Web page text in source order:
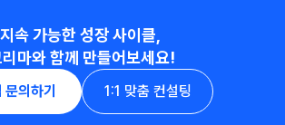
지속 가능한 성장 사이클,
마와 함께 만들어보세요!
문의하기 1:1 맞춤 컨설팅